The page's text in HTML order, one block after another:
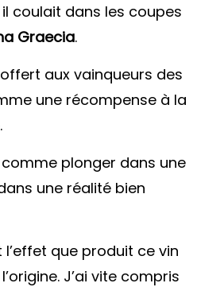
il coulait dans les coupes
Graecia.
aux vainqueurs des
une récompense à la
comme plonger dans une
une réalité bien
que produit ce vin
J’ai vite compris